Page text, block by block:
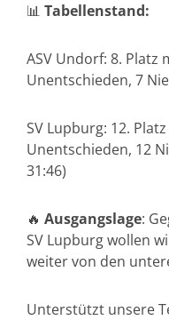
📊 Tabellenstand:
ASV Undorf: 8. Platz
Unentschieden, 7
SV Lupburg: 12.
Unentschieden, 12
31:46)
🔥 Ausgangslage:
SV Lupburg wollen
weiter von den
Unterstützt unsere